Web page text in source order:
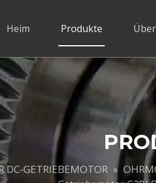
Heim Produkte
DC-GETRIEBEMOTOR »